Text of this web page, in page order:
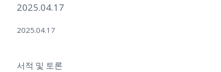
2025.04.17
2025.04.17
서적 및 토론